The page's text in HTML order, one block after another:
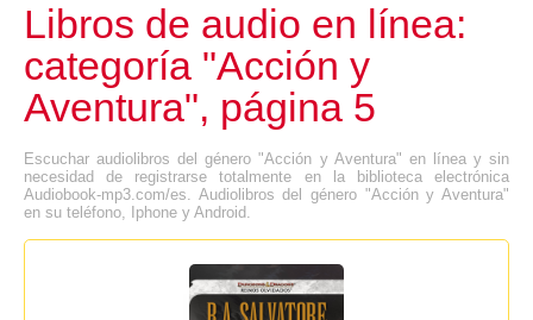
Libros de audio en línea:
categoría "Acción y
Aventura", página 5
Escuchar audiolibros del género "Acción y Aventura" en línea y sin
necesidad de registrarse totalmente en la biblioteca electrónica
Audiobook-mp3.com/es. Audiolibros del género "Acción y Aventura"
en su teléfono, Iphone y Android.